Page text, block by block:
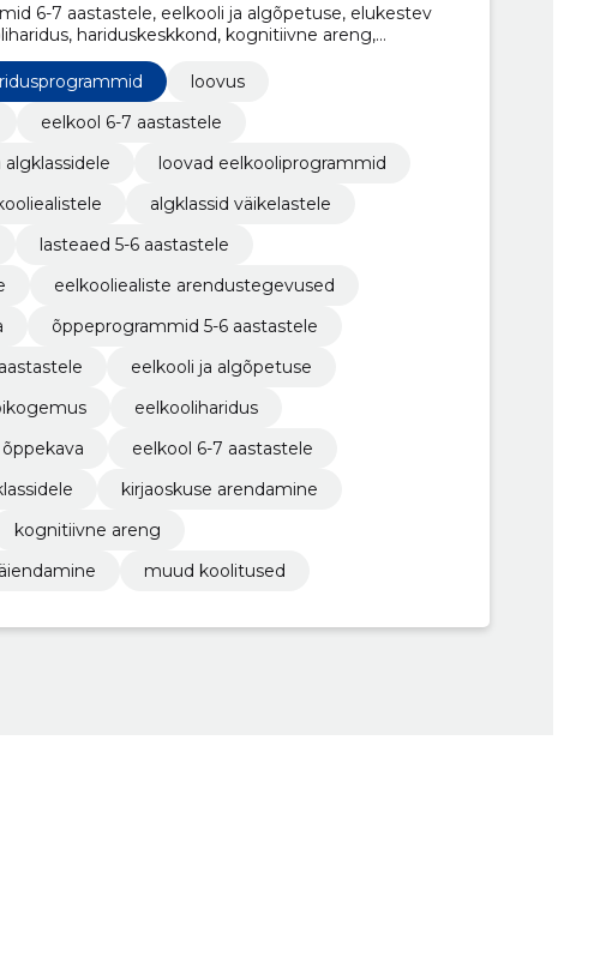
6-7 aastastele, eelkooli ja algõpetuse, elukestev
hariduskeskkond, kognitiivne areng,
arendamine
loovus
eelkool 6-7 aastastele
loovad eelkooliprogrammid
algklassid väikelastele
lasteaed 5-6 aastastele
eelkooliealiste arendustegevused
õppeprogrammid 5-6 aastastele
eelkooli ja algõpetuse
eelkooliharidus
õppekava
eelkool 6-7 aastastele
kirjaoskuse arendamine
kognitiivne areng
muud koolitused